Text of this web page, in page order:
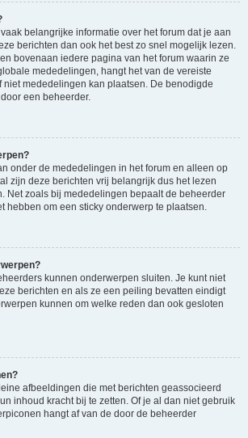
belangrijke informatie over het forum dat je aan
berichten dan ook het best zo snel mogelijk lezen.
bovenaan iedere pagina van het forum waarin ze
mededelingen, hangt het van de vereiste
niet mededelingen kan plaatsen. De benodigde
een beheerder.
onder de mededelingen in het forum en alleen op
zijn deze berichten vrij belangrijk dus het lezen
Net zoals bij mededelingen bepaalt de beheerder
hebben om een sticky onderwerp te plaatsen.
kunnen onderwerpen sluiten. Je kunt niet
berichten en als ze een peiling bevatten eindigt
kunnen om welke reden dan ook gesloten
afbeeldingen die met berichten geassocieerd
inhoud kracht bij te zetten. Of je al dan niet gebruik
hangt af van de door de beheerder